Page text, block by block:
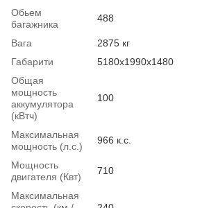
Обьем
багажника
488
Вага
2875 кг
Габарити
5180x1990x1480
Общая
мощность
аккумулятора
(кВтч)
100
Максимальная
мощность (л.с.)
966 к.с.
Мощность
двигателя (Квт)
710
Максимальная